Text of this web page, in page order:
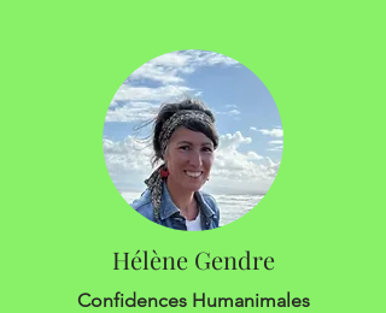
Hélène Gendre
Confidences Humanimales